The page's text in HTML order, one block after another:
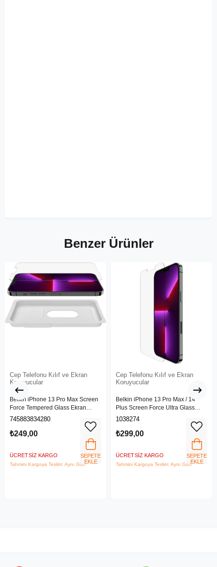
Benzer Ürünler
Cep Telefonu Kılıf ve Ekran
Koruyucular
Belkin iPhone 13 Pro Max Screen
Force Tempered Glass Ekran
Koruyucu - OvaO70ZZ
745883834280
₺249,00
ÜCRETSIZ KARGO
Tahmini Kargoya Teslim: Aynı Gün
SEPETE
EKLE
Cep Telefonu Kılıf ve Ekran
Koruyucular
Belkin iPhone 13 Pro Max / 14
Plus Screen Force Ultra Glass
Ekran Koruyucu - Ova079ZZ
1038274
₺299,00
ÜCRETSIZ KARGO
Tahmini Kargoya Teslim: Aynı Gün
SEPETE
EKLE